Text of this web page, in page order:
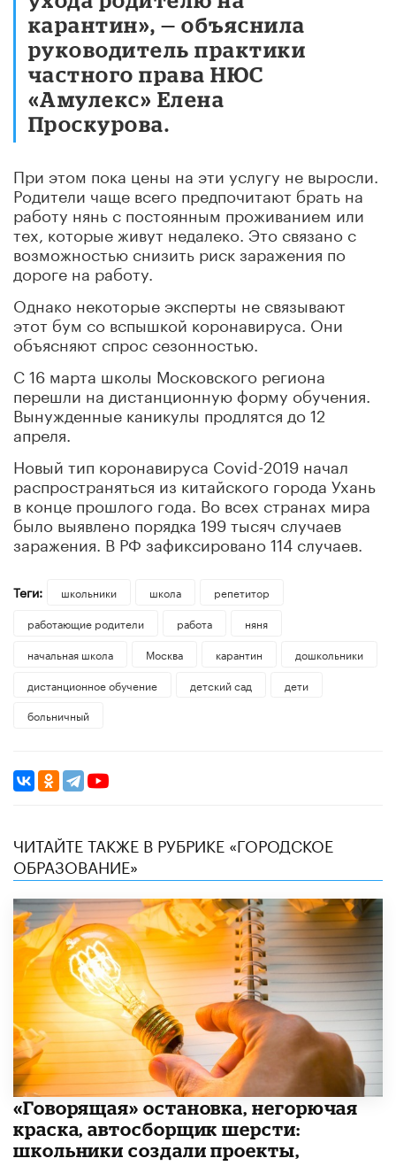
карантин», — объяснила
руководитель практики
частного права НЮС
«Амулекс» Елена
Проскурова.
При этом пока цены на эти услугу не выросли.
Родители чаще всего предпочитают брать на
работу нянь с постоянным проживанием или
тех, которые живут недалеко. Это связано с
возможностью снизить риск заражения по
дороге на работу.
Однако некоторые эксперты не связывают
этот бум со вспышкой коронавируса. Они
объясняют спрос сезонностью.
С 16 марта школы Московского региона
перешли на дистанционную форму обучения.
Вынужденные каникулы продлятся до 12
апреля.
Новый тип коронавируса Covid-2019 начал
распространяться из китайского города Ухань
в конце прошлого года. Во всех странах мира
было выявлено порядка 199 тысяч случаев
заражения. В РФ зафиксировано 114 случаев.
Теги: школьники школа
репетитор
работающие родители
работа
няня
начальная школа
Москва карантин
дошкольники
дистанционное обучение
детский сад
дети
больничный
ЧИТАЙТЕ ТАКЖЕ В РУБРИКЕ «ГОРОДСКОЕ
ОБРАЗОВАНИЕ»
​«Говорящая» остановка, негорючая
краска, автосборщик шерсти:
школьники создали проекты,